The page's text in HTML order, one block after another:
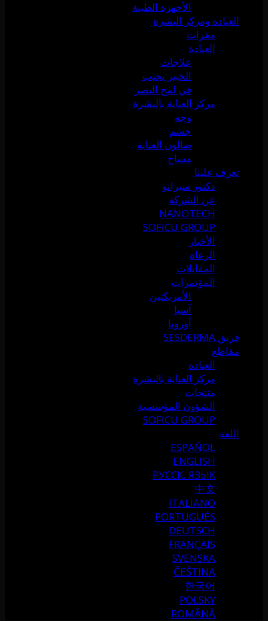
الأجهزة الطبية
العيادة ومركز البشرة
مقرات
العيادة
علاجات
الخبير يجيب
في لمح البصر
مركز العناية بالبشرة
وجه
جسم
صالون العناية
مساج
تعرف علينا
دكتور سيرانو
عن الشركة
NANOTECH
SOFICU GROUP
الأخبار
الرعاة
المقابلات
المؤتمرات
الأمريكتين
آسيا
أوروبا
فريق SESDERMA
مقاطع
العيادة
مركز العناية بالبشرة
منتجات
الشؤون المؤسسية
SOFICU GROUP
اللغة
ESPAÑOL
ENGLISH
РУССК. ЯЗЫК
中文
ITALIANO
PORTUGUÉS
DEUTSCH
FRANÇAIS
SVENSKA
ČEŠTINA
한국어
POLSKY
ROMÂNĂ